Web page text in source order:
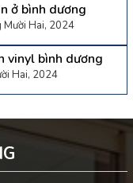
ở bình dương
Mười Hai, 2024
vinyl bình dương
Hai, 2024